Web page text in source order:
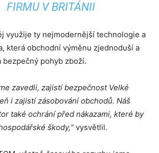
FIRMU V BRITÁNII
využije ty nejmodernější technologie a
která obchodní výměnu zjednoduší a
bezpečný pohyb zboží.
zavedli, zajistí bezpečnost Velké
i zajistí zásobování obchodů. Náš
také ochrání před nákazami, které by
škody,“vysvětlil.